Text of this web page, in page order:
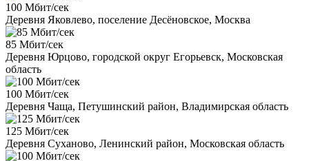
100 Мбит/сек
Деревня Яковлево, поселение Десёновское, Москва
85 Мбит/сек
Деревня Юрцово, городской округ Егорьевск, Московская
область
100 Мбит/сек
Деревня Чаща, Петушинский район, Владимирская область
125 Мбит/сек
Деревня Суханово, Ленинский район, Московская область